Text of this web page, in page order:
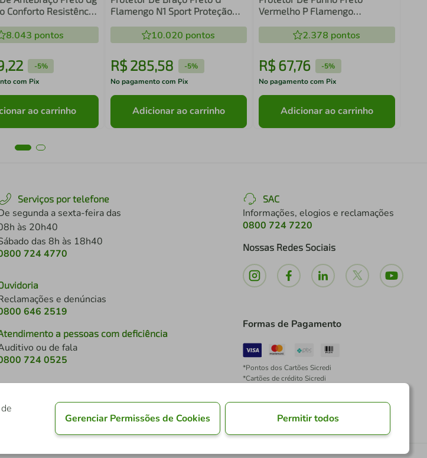
Conforto Resistência
8.043 pontos
,22 -5%
com Pix
ao carrinho
Flamengo N1 Sport Proteção
10.020 pontos
R$ 285,58 -5%
No pagamento com Pix
Adicionar ao carrinho
Vermelho P Flamengo
Proteção Treinos N1 Sport
2.378 pontos
R$ 67,76 -5%
No pagamento com Pix
Adicionar ao carrinho
Serviços por telefone
segunda a sexta-feira das
às 20h40
das 8h às 18h40
724 4770
e denúncias
646 2519
a pessoas com deficiência
ou de fala
724 0525
SAC
Informações, elogios e reclamações
0800 724 7220
Nossas Redes Sociais
Formas de Pagamento
*Pontos dos Cartões Sicredi
*Cartões de crédito Sicredi
Gerenciar Permissões de Cookies Permitir todos